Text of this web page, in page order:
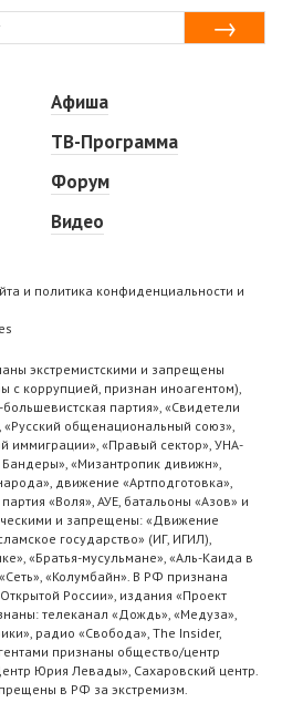
Афиша
ТВ-Программа
Форум
Видео
и политика конфиденциальности и
экстремистскими и запрещены
коррупцией, признан иноагентом),
партия», «Свидетели
общенациональный союз»,
иммиграции», «Правый сектор», УНА-
«Мизантропик дивижн»,
движение «Артподготовка»,
«Воля», АУЕ, батальоны «Азов» и
и запрещены: «Движение
государство» (ИГ, ИГИЛ),
«Братья-мусульмане», «Аль-Каида в
«Колумбайн». В РФ признана
России», издания «Проект
телеканал «Дождь», «Медуза»,
радио «Свобода», The Insider,
признаны общество/центр
Юрия Левады», Сахаровский центр.
в РФ за экстремизм.